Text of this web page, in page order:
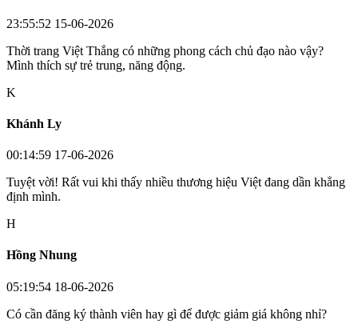
23:55:52 15-06-2026
Thời trang Việt Thắng có những phong cách chủ đạo nào vậy?
Mình thích sự trẻ trung, năng động.
K
Khánh Ly
00:14:59 17-06-2026
Tuyệt vời! Rất vui khi thấy nhiều thương hiệu Việt đang dần khẳng
định mình.
H
Hồng Nhung
05:19:54 18-06-2026
Có cần đăng ký thành viên hay gì để được giảm giá không nhỉ?